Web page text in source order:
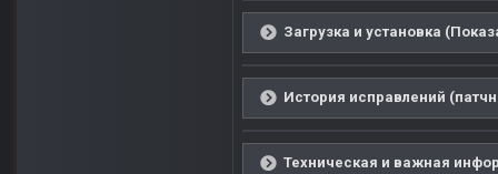
Загрузка и установка
История исправлений
Техническая и важная